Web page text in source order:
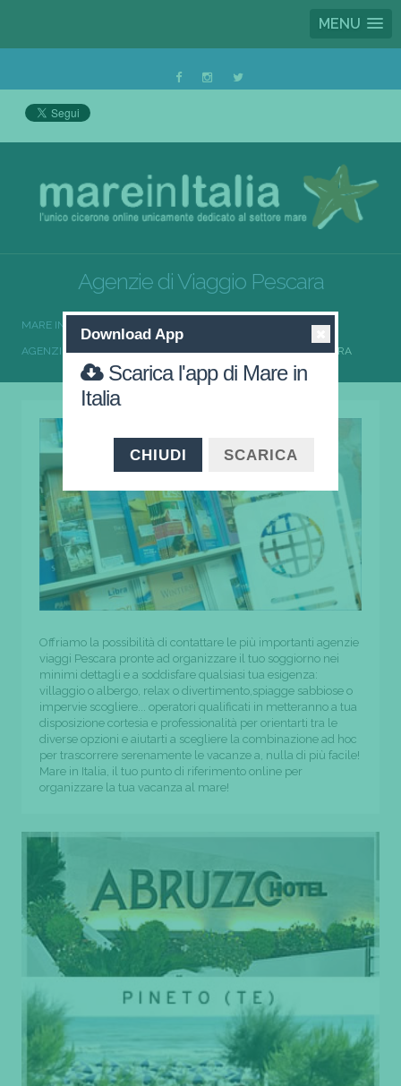
MENU
Agenzie di Viaggio Pescara
MARE IN ITALIA
AGENZIE DI VIAGGIO ABRUZZO AGENZIE DI VIAGGIO PESCARA
Offriamo la possibilità di contattare le più importanti agenzie
viaggi Pescara pronte ad organizzare il tuo soggiorno nei
minimi dettagli e a soddisfare qualsiasi tua esigenza:
villaggio o albergo, relax o divertimento,spiagge sabbiose o
impervie scogliere... operatori qualificati in metteranno a tua
disposizione cortesia e professionalità per orientarti tra le
diverse opzioni e aiutarti a scegliere la combinazione ad hoc
per trascorrere serenamente le vacanze a, nulla di più facile!
Mare in Italia, il tuo punto di riferimento online per
organizzare la tua vacanza al mare!
Download App
Scarica l'app di Mare in
Italia
CHIUDI SCARICA